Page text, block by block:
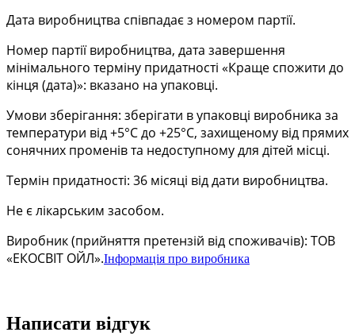
Дата виробництва співпадає з номером партії.
Номер партії виробництва, дата завершення
мінімального терміну придатності «Краще спожити до
кінця (дата)»: вказано на упаковці.
Умови зберігання: зберігати в упаковці виробника за
температури від +5°С до +25°С, захищеному від прямих
сонячних променів та недоступному для дітей місці.
Термін придатності: 36 місяці від дати виробництва.
Не є лікарським засобом.
Виробник (прийняття претензій від споживачів): TOB
«ЕКОСВІТ ОЙЛ».Інформація про виробника
Написати відгук